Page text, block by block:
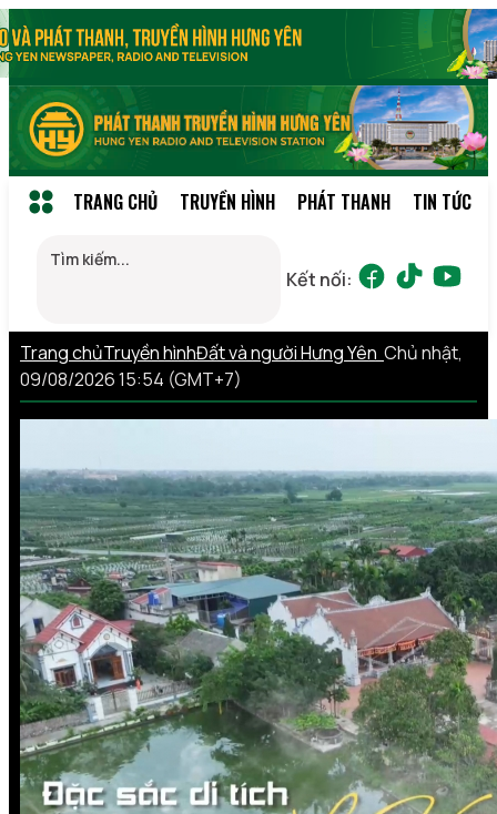
TRANG CHỦ TRUYỀN HÌNH PHÁT THANH TIN TỨC
Kết nối:
Trang chủTruyền hìnhĐất và người Hưng Yên Chủ nhật,
09/08/2026 15:54 (GMT+7)